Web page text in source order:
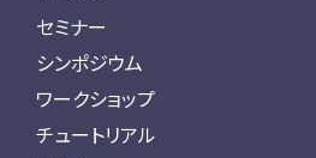
セミナー
シンポジウム
ワークショップ
チュートリアル